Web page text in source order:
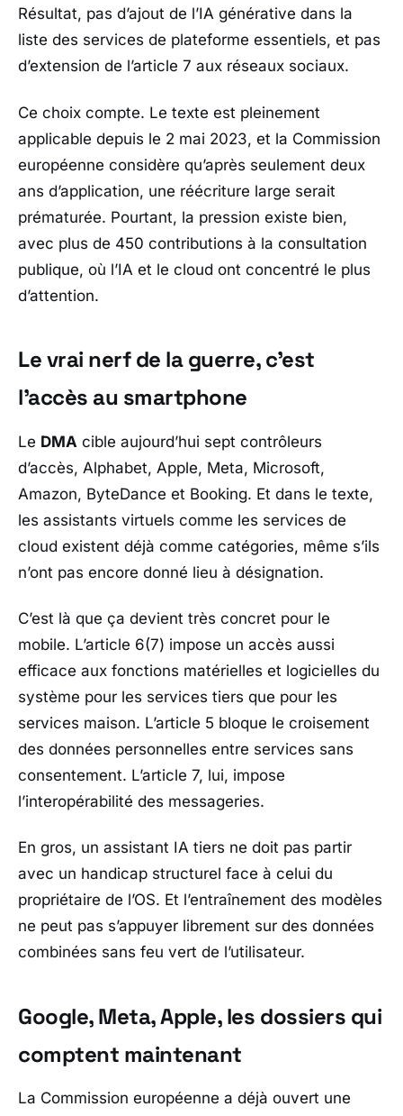
Résultat, pas d’ajout de l’IA générative dans la
liste des services de plateforme essentiels, et pas
d’extension de l’article 7 aux réseaux sociaux.
Ce choix compte. Le texte est pleinement
applicable depuis le 2 mai 2023, et la Commission
européenne considère qu’après seulement deux
ans d’application, une réécriture large serait
prématurée. Pourtant, la pression existe bien,
avec plus de 450 contributions à la consultation
publique, où l’IA et le cloud ont concentré le plus
d’attention.
Le vrai nerf de la guerre, c’est
l’accès au smartphone
Le DMA cible aujourd’hui sept contrôleurs
d’accès, Alphabet, Apple, Meta, Microsoft,
Amazon, ByteDance et Booking. Et dans le texte,
les assistants virtuels comme les services de
cloud existent déjà comme catégories, même s’ils
n’ont pas encore donné lieu à désignation.
C’est là que ça devient très concret pour le
mobile. L’article 6(7) impose un accès aussi
efficace aux fonctions matérielles et logicielles du
système pour les services tiers que pour les
services maison. L’article 5 bloque le croisement
des données personnelles entre services sans
consentement. L’article 7, lui, impose
l’interopérabilité des messageries.
En gros, un assistant IA tiers ne doit pas partir
avec un handicap structurel face à celui du
propriétaire de l’OS. Et l’entraînement des modèles
ne peut pas s’appuyer librement sur des données
combinées sans feu vert de l’utilisateur.
Google, Meta, Apple, les dossiers qui
comptent maintenant
La Commission européenne a déjà ouvert une